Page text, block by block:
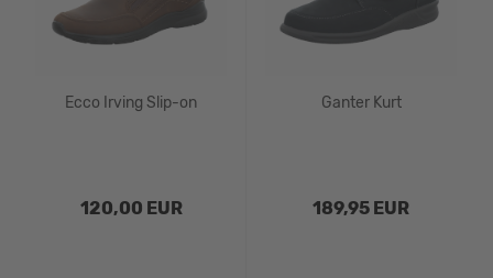
Ecco Irving Slip-on
120,00 EUR
Ganter Kurt
189,95 EUR